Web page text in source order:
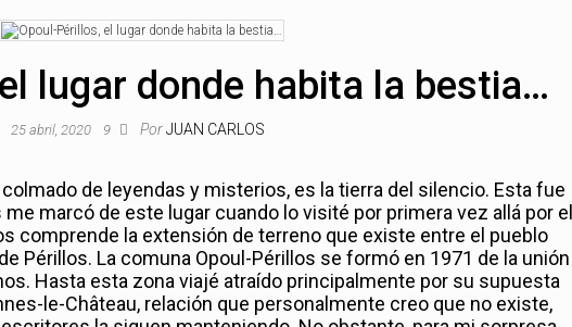
lugar donde habita la bestia…
25 abril, 2020 9 Por JUAN CARLOS
de leyendas y misterios, es la tierra del silencio. Esta fue
marcó de este lugar cuando lo visité por primera vez allá por el
comprende la extensión de terreno que existe entre el pueblo
Périllos. La comuna Opoul-Périllos se formó en 1971 de la unión
Hasta esta zona viajé atraído principalmente por su supuesta
le-Château, relación que personalmente creo que no existe,